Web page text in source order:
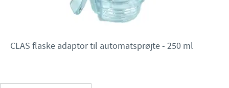
Grise, fagspecialister
Kæledyr, fagspecialister
CLAS flaske adaptor til automatsprøjte - 250 ml